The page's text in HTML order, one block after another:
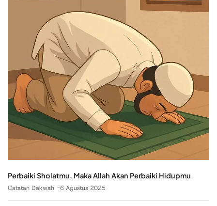
Perbaiki Sholatmu, Maka Allah Akan Perbaiki Hidupmu
Catatan Dakwah 6 Agustus 2025